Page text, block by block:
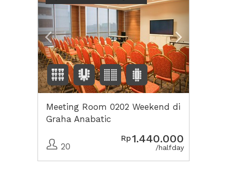
Meeting Room 0202 Weekend di
Graha Anabatic
20
Rp1.440.000
/halfday